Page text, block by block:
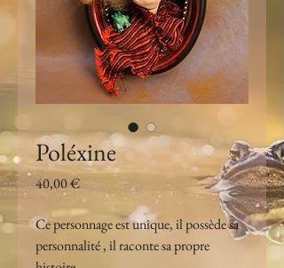
Poléxine
40,00 €Prix
Ce personnage est unique, il possède sa
personnalité , il raconte sa propre